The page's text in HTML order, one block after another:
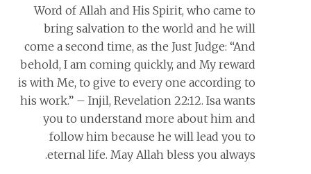
Word of Allah and His Spirit, who came to
bring salvation to the world and he will
come a second time, as the Just Judge: “And
behold, I am coming quickly, and My reward
is with Me, to give to every one according to
his work.” – Injil, Revelation 22:12. Isa wants
you to understand more about him and
follow him because he will lead you to
eternal life. May Allah bless you always.